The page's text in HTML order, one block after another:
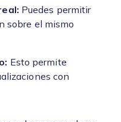
Puedes permitir
sobre el mismo
Esto permite
con